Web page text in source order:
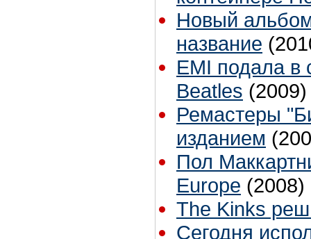
Новый
название
EMI подала в
Beatles (2009)
Ремастеры
изданием
Пол
Europe (2008)
The Kinks
Сегодня